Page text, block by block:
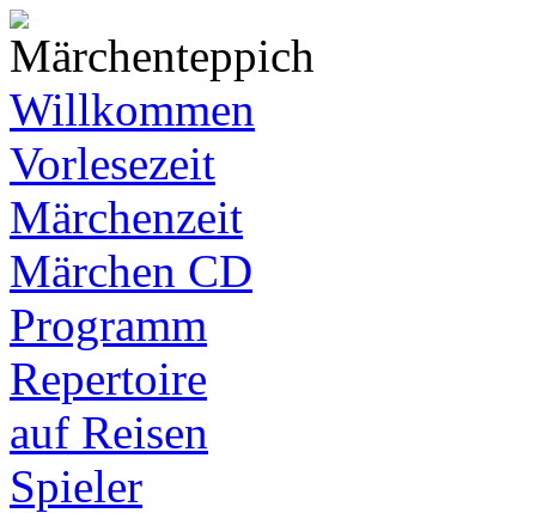
Willkommen
Vorlesezeit
Märchenzeit
Märchen CD
Programm
Repertoire
auf Reisen
Spieler